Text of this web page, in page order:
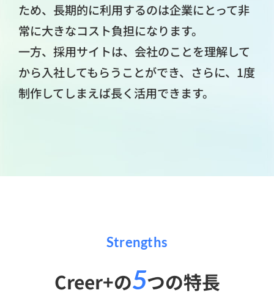
ため、長期的に利用するのは企業にとって非
常に大きなコスト負担になります。
一方、採用サイトは、会社のことを理解して
から入社してもらうことができ、さらに、1度
制作してしまえば長く活用できます。
Strengths
Creer+の5つの特長